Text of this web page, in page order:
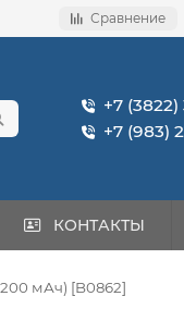
Сравнение
+7
+7 (983)
КОНТАКТЫ
мАч) [B0862]